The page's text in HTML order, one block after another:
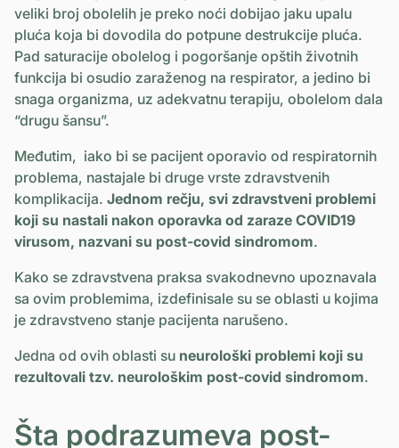
veliki broj obolelih je preko noći dobijao jaku upalu
pluća koja bi dovodila do potpune destrukcije pluća.
Pad saturacije obolelog i pogoršanje opštih životnih
funkcija bi osudio zaraženog na respirator, a jedino bi
snaga organizma, uz adekvatnu terapiju, obolelom dala
“drugu šansu”.
Međutim, iako bi se pacijent oporavio od respiratornih
problema, nastajale bi druge vrste zdravstvenih
komplikacija. Jednom rečju, svi zdravstveni problemi
koji su nastali nakon oporavka od zaraze COVID19
virusom, nazvani su post-covid sindromom.
Kako se zdravstvena praksa svakodnevno upoznavala
sa ovim problemima, izdefinisale su se oblasti u kojima
je zdravstveno stanje pacijenta narušeno.
Jedna od ovih oblasti su neurološki problemi koji su
rezultovali tzv. neurološkim post-covid sindromom.
Šta podrazumeva post-